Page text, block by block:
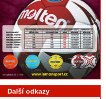
Další odkazy